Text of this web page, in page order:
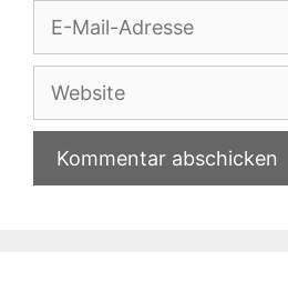
Adresse
Website